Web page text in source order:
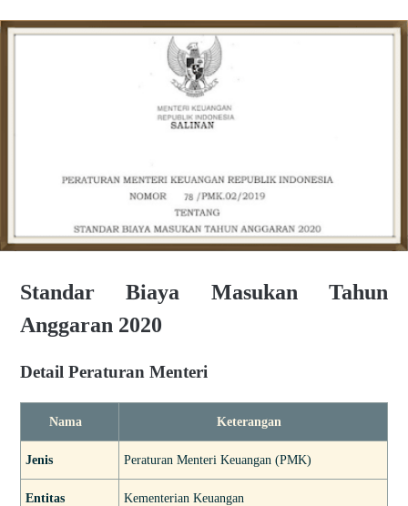
Standar Biaya Masukan Tahun
Anggaran 2020
Detail Peraturan Menteri
Nama Keterangan
Jenis Peraturan Menteri Keuangan (PMK)
Entitas Kementerian Keuangan